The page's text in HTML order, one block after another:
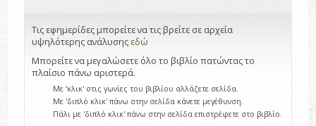
Τις εφημερίδες μπορείτε να τις βρείτε σε αρχεία
υψηλότερης ανάλυσης εδώ
Μπορείτε να μεγαλώσετε όλο το βιβλίο πατώντας το
πλαίσιο πάνω αριστερά.
Με 'κλικ' στις γωνίες του βιβλίου αλλάζετε σελίδα.
Με 'διπλό κλικ' πάνω στην σελίδα κάνετε μεγέθυνση.
Πάλι με 'διπλό κλικ' πάνω στην σελίδα επιστρέφετε στο βιβλίο.